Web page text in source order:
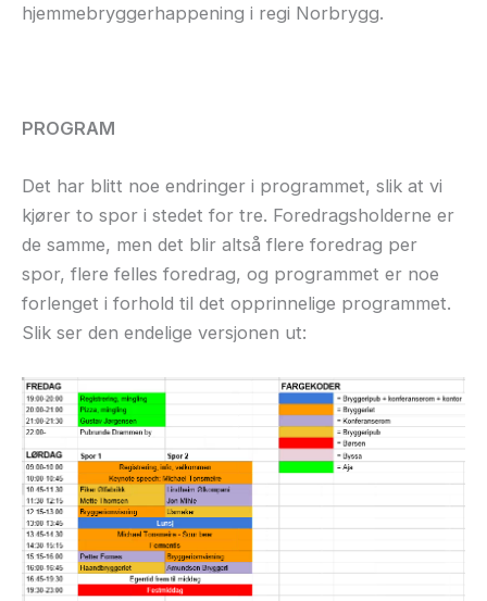
hjemmebryggerhappening i regi Norbrygg.
PROGRAM
Det har blitt noe endringer i programmet, slik at vi
kjører to spor i stedet for tre. Foredragsholderne er
de samme, men det blir altså flere foredrag per
spor, flere felles foredrag, og programmet er noe
forlenget i forhold til det opprinnelige programmet.
Slik ser den endelige versjonen ut: